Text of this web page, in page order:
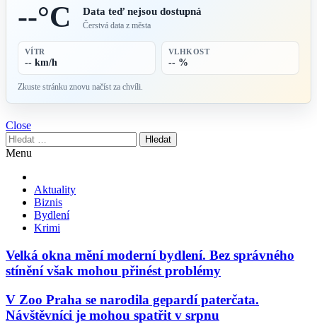
--°C Data teď nejsou dostupná
Čerstvá data z města
VÍTR
-- km/h
VLHKOST
-- %
Zkuste stránku znovu načíst za chvíli.
Close
Vyhledávání
Menu
Aktuality
Biznis
Bydlení
Krimi
Velká okna mění moderní bydlení. Bez správného
stínění však mohou přinést problémy
V Zoo Praha se narodila gepardí paterčata.
Návštěvníci je mohou spatřit v srpnu